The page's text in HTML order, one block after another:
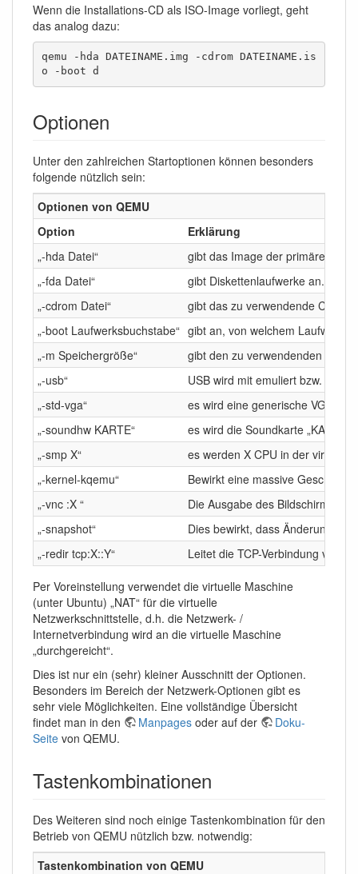
Wenn die Installations-CD als ISO-Image vorliegt, geht
das analog dazu:
qemu -hda DATEINAME.img -cdrom DATEINAME.is
o -boot d
Optionen
Unter den zahlreichen Startoptionen können besonders
folgende nützlich sein:
Optionen von QEMU
Option
Erklärung
„-hda Datei“
gibt das Image der primären
„-fda Datei“
gibt Diskettenlaufwerke an. Man
„-cdrom Datei“
gibt das zu verwendende CD-
„-boot Laufwerksbuchstabe“ gibt an, von welchem Laufwerk
„-m Speichergröße“
gibt den zu verwendenden
„-usb“
USB wird mit emuliert bzw. die
„-std-vga“
es wird eine generische VGA
„-soundhw KARTE“
es wird die Soundkarte „KARTE“
„-smp X“
es werden X CPU in der
„-kernel-kqemu“
Bewirkt eine massive
„-vnc :X “
Die Ausgabe des Bildschirms
„-snapshot“
Dies bewirkt, dass Änderungen
„-redir tcp:X::Y“
Leitet die TCP-Verbindung von
Per Voreinstellung verwendet die virtuelle Maschine
(unter Ubuntu) „NAT“ für die virtuelle
Netzwerkschnittstelle, d.h. die Netzwerk- /
Internetverbindung wird an die virtuelle Maschine
„durchgereicht“.
Dies ist nur ein (sehr) kleiner Ausschnitt der Optionen.
Besonders im Bereich der Netzwerk-Optionen gibt es
sehr viele Möglichkeiten. Eine vollständige Übersicht
findet man in den
Manpages oder auf der
Doku-
Seite von QEMU.
Tastenkombinationen
Des Weiteren sind noch einige Tastenkombination für den
Betrieb von QEMU nützlich bzw. notwendig:
Tastenkombination von QEMU